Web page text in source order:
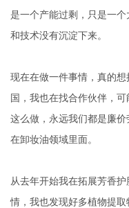
是一个产能过剩，只是一
和技术没有沉淀下来。
现在在做一件事情，真的
国，我也在找合作伙伴，
这么做，永远我们都是廉
在卸妆油领域里面。
从去年开始我在拓展芳香
情，我也发现好多植物提